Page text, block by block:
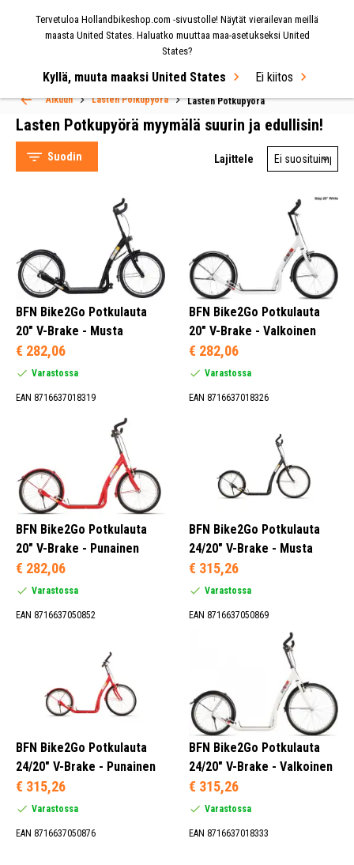
Select Language▼
Tervetuloa Hollandbikeshop.com -sivustolle! Näytät vierailevan meillä
maasta United States. Haluatko muuttaa maa-asetukseksi United
States?
Kyllä, muuta maaksi United States Ei kiitos
Alkuun Lasten Polkupyörä Lasten Potkupyörä
BikeFun (6)
Potkulauta (6)
24 Tuumaa (3)
Red (2)
Valkoinen (2)
Musta (2)
Teräs (6)
Tuntematon (3)
Lasten Potkupyörä myymälä suurin ja edullisin!
Suodin Lajittele
BFN Bike2Go Potkulauta
20" V-Brake - Musta
€ 282,06
Varastossa
EAN 8716637018319
BFN Bike2Go Potkulauta
20" V-Brake - Valkoinen
€ 282,06
Varastossa
EAN 8716637018326
BFN Bike2Go Potkulauta
20" V-Brake - Punainen
€ 282,06
Varastossa
EAN 8716637050852
BFN Bike2Go Potkulauta
24/20" V-Brake - Musta
€ 315,26
Varastossa
EAN 8716637050869
BFN Bike2Go Potkulauta
24/20" V-Brake - Punainen
€ 315,26
Varastossa
EAN 8716637050876
BFN Bike2Go Potkulauta
24/20" V-Brake - Valkoinen
€ 315,26
Varastossa
EAN 8716637018333